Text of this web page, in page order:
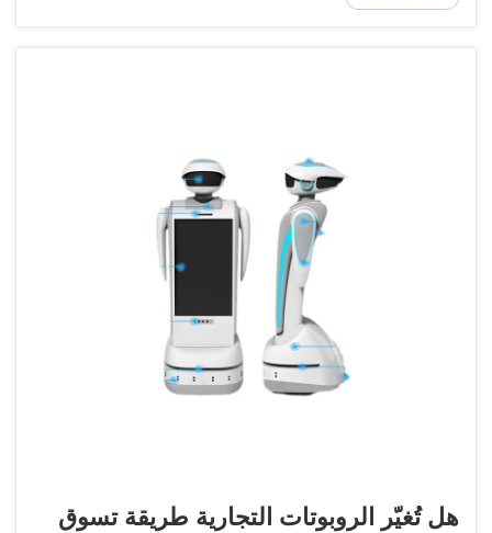
هل تُغيّر الروبوتات التجارية طريقة تسوق